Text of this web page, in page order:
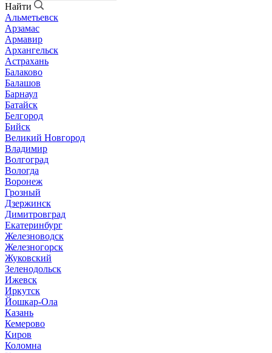
Найти
Альметьевск
Арзамас
Армавир
Архангельск
Астрахань
Балаково
Балашов
Барнаул
Батайск
Белгород
Бийск
Великий Новгород
Владимир
Волгоград
Вологда
Воронеж
Грозный
Дзержинск
Димитровград
Екатеринбург
Железноводск
Железногорск
Жуковский
Зеленодольск
Ижевск
Иркутск
Йошкар-Ола
Казань
Кемерово
Киров
Коломна